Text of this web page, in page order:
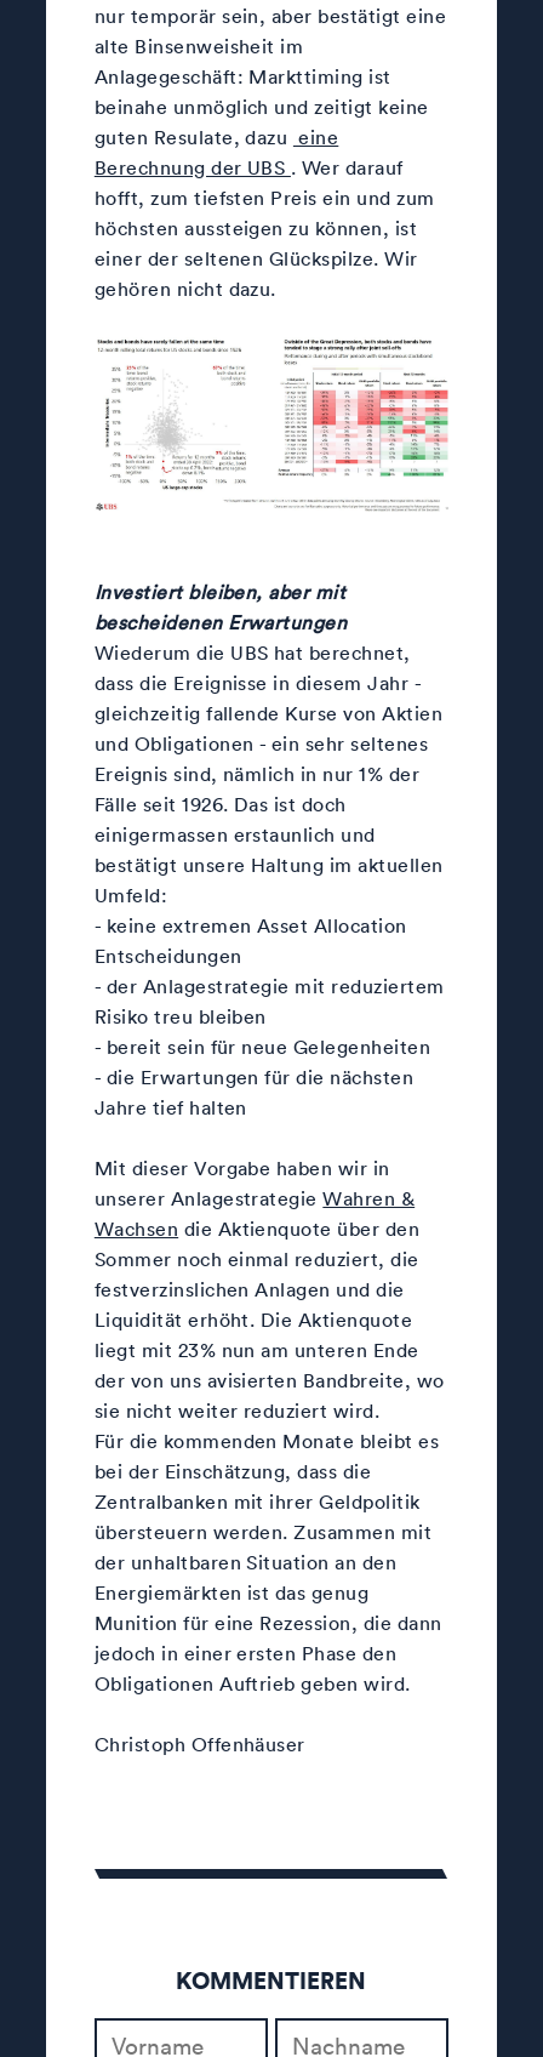
nur temporär sein, aber bestätigt eine
alte Binsenweisheit im
Anlagegeschäft: Markttiming ist
beinahe unmöglich und zeitigt keine
guten Resulate, dazu eine
Berechnung der UBS . Wer darauf
hofft, zum tiefsten Preis ein und zum
höchsten aussteigen zu können, ist
einer der seltenen Glückspilze. Wir
gehören nicht dazu.
Investiert bleiben, aber mit
bescheidenen Erwartungen
Wiederum die UBS hat berechnet,
dass die Ereignisse in diesem Jahr -
gleichzeitig fallende Kurse von Aktien
und Obligationen - ein sehr seltenes
Ereignis sind, nämlich in nur 1% der
Fälle seit 1926. Das ist doch
einigermassen erstaunlich und
bestätigt unsere Haltung im aktuellen
Umfeld:
- keine extremen Asset Allocation
Entscheidungen
- der Anlagestrategie mit reduziertem
Risiko treu bleiben
- bereit sein für neue Gelegenheiten
- die Erwartungen für die nächsten
Jahre tief halten
Mit dieser Vorgabe haben wir in
unserer AnlagestrategieWahren &
Wachsen die Aktienquote über den
Sommer noch einmal reduziert, die
festverzinslichen Anlagen und die
Liquidität erhöht. Die Aktienquote
liegt mit 23% nun am unteren Ende
der von uns avisierten Bandbreite, wo
sie nicht weiter reduziert wird.
Für die kommenden Monate bleibt es
bei der Einschätzung, dass die
Zentralbanken mit ihrer Geldpolitik
übersteuern werden. Zusammen mit
der unhaltbaren Situation an den
Energiemärkten ist das genug
Munition für eine Rezession, die dann
jedoch in einer ersten Phase den
Obligationen Auftrieb geben wird.
Christoph Offenhäuser
KOMMENTIEREN